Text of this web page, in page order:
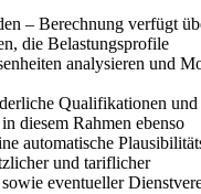
– Berechnung verfügt
die Belastungsprofile
analysieren und
Qualifikationen und
diesem Rahmen ebenso
automatische
und tariflicher
eventueller